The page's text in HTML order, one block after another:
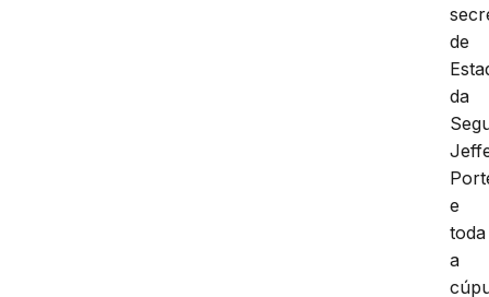
de
da
e
toda
a